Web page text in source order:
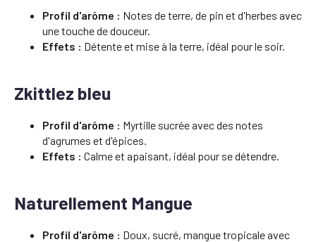
Profil d'arôme : Notes de terre, de pin et d'herbes avec
une touche de douceur.
Effets : Détente et mise à la terre, idéal pour le soir.
Zkittlez bleu
Profil d'arôme : Myrtille sucrée avec des notes
d'agrumes et d'épices.
Effets : Calme et apaisant, idéal pour se détendre.
Naturellement Mangue
Profil d'arôme : Doux, sucré, mangue tropicale avec